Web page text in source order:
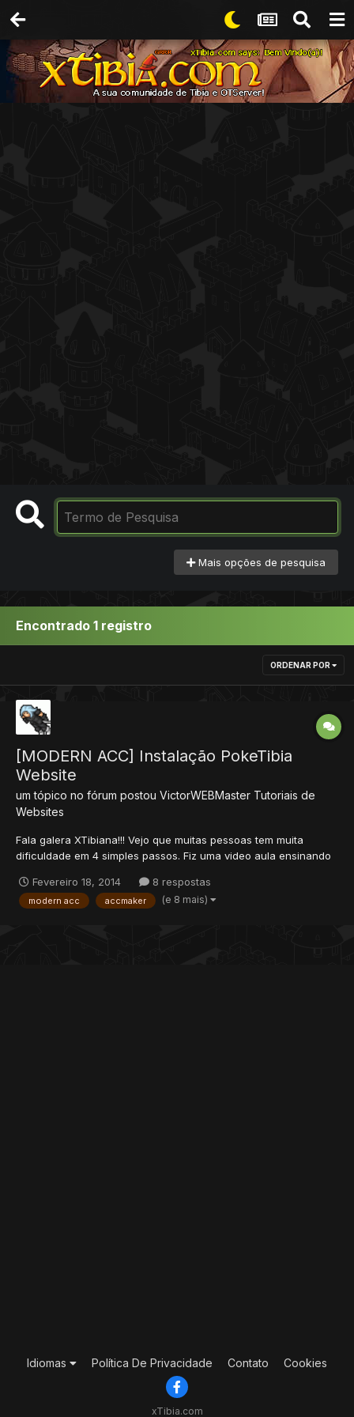
Mais opções de pesquisa
Encontrado 1 registro
ORDENAR POR
[MODERN ACC] Instalação PokeTibia
Website
um tópico no fórum postou VictorWEBMaster Tutoriais de
Websites
Fala galera XTibiana!!! Vejo que muitas pessoas tem muita
dificuldade em 4 simples passos. Fiz uma video aula ensinando
duvidas poste neste topico ou abra um na sessao de dúvidas.
Fevereiro 18, 2014 8 respostas
modern acc accmaker (e 8 mais)
Idiomas Política De Privacidade Contato Cookies
xTibia.com